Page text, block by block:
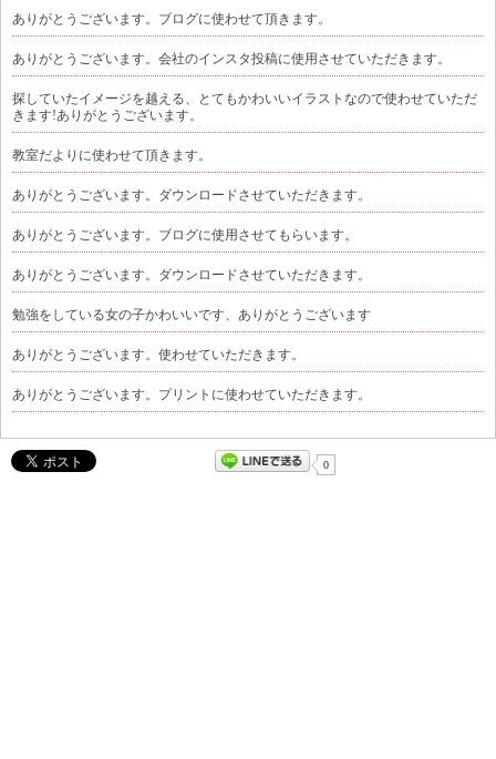
ありがとうございます。ブログに使わせて頂きます。
ありがとうございます。会社のインスタ投稿に使用させていただきます。
探していたイメージを越える、とてもかわいいイラストなので使わせていただ
きます!ありがとうございます。
教室だよりに使わせて頂きます。
ありがとうございます。ダウンロードさせていただきます。
ありがとうございます。ブログに使用させてもらいます。
ありがとうございます。ダウンロードさせていただきます。
勉強をしている女の子かわいいです、ありがとうございます
ありがとうございます。使わせていただきます。
ありがとうございます。プリントに使わせていただきます。
0